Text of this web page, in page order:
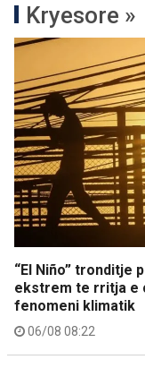
Kryesore »
“El Niño” tronditje
ekstrem te rritja e
fenomeni klimatik
06/08 08:22